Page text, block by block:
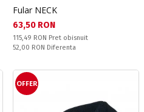
Fular NECK
Текуща цена:
63,50 RON
Pret obisnuit:
115,49 RON Pret obisnuit
Спестявате:
52,00 RON Diferenta
OFFER